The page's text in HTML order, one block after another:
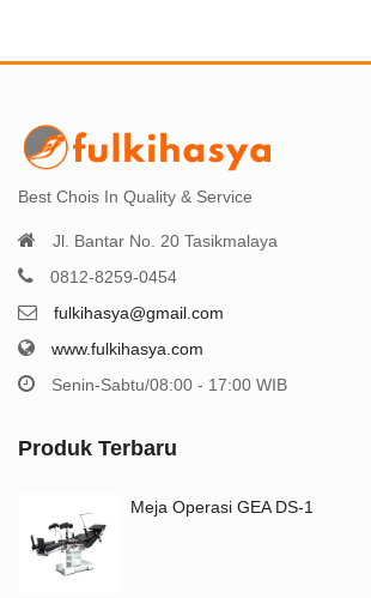
Best Chois In Quality & Service
Jl. Bantar No. 20 Tasikmalaya
0812-8259-0454
fulkihasya@gmail.com
www.fulkihasya.com
Senin-Sabtu/08:00 - 17:00 WIB
Produk Terbaru
Meja Operasi GEA DS-1